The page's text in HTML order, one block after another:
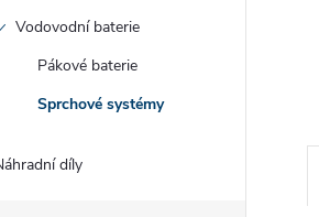
Vodovodní baterie
Pákové baterie
Sprchové systémy
díly